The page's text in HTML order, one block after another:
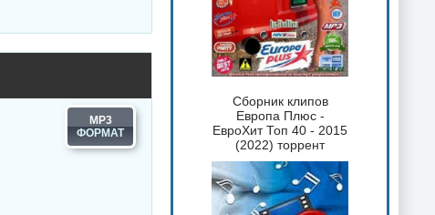
MP3
Сборник клипов
Европа Плюс -
ЕвроХит Топ 40 - 2015
(2022) торрент